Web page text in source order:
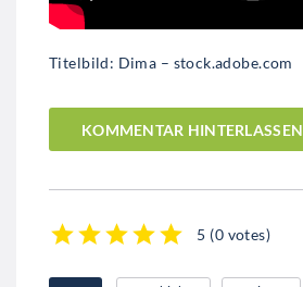
Titelbild: Dima – stock.adobe.com
KOMMENTAR HINTERLASSEN
5 (0 votes)